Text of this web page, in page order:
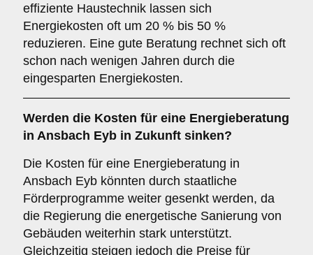
effiziente Haustechnik lassen sich
Energiekosten oft um 20 % bis 50 %
reduzieren. Eine gute Beratung rechnet sich oft
schon nach wenigen Jahren durch die
eingesparten Energiekosten.
Werden die Kosten für eine Energieberatung
in Ansbach Eyb in Zukunft sinken?
Die Kosten für eine Energieberatung in
Ansbach Eyb könnten durch staatliche
Förderprogramme weiter gesenkt werden, da
die Regierung die energetische Sanierung von
Gebäuden weiterhin stark unterstützt.
Gleichzeitig steigen jedoch die Preise für